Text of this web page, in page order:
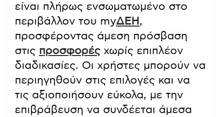
είναι πλήρως ενσωματωμένο στο
περιβάλλον του myΔΕΗ ,
προσφέροντας άμεση πρόσβαση
στις προσφορέςχωρίς επιπλέον
διαδικασίες. Οι χρήστες μπορούν να
περιηγηθούν στις επιλογές και να
τις αξιοποιήσουν εύκολα, με την
επιβράβευση να συνδέεται άμεσα